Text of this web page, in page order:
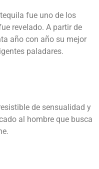
fue uno de los
revelado. A partir de
año con año su mejor
paladares.
de sensualidad y
al hombre que busca